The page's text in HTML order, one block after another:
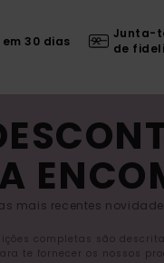
30 dias
Junta-
de
mais recentes
completas são
te fornecer os